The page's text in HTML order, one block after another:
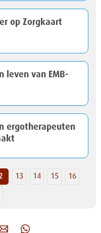
op Zorgkaart
leven van EMB-
ergotherapeuten
13 14 15
16